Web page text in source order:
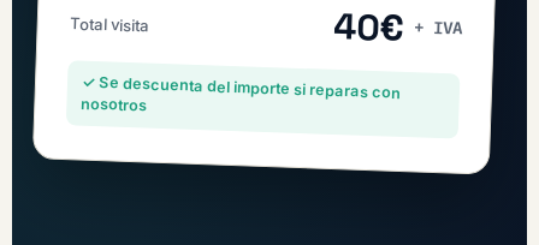
Total visita 40€ + IVA
✓ Se descuenta del importe si reparas con
nosotros